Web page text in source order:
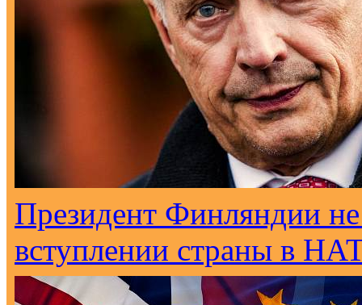
Президент Финляндии
вступлении страны в